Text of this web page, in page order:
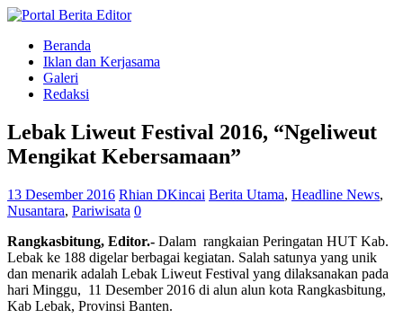
Beranda
Iklan dan Kerjasama
Galeri
Redaksi
Lebak Liweut Festival 2016, “Ngeliweut
Mengikat Kebersamaan”
13 Desember 2016 Rhian DKincai Berita Utama, Headline News,
Nusantara, Pariwisata 0
Rangkasbitung, Editor.- Dalam rangkaian Peringatan HUT Kab.
Lebak ke 188 digelar berbagai kegiatan. Salah satunya yang unik
dan menarik adalah Lebak Liweut Festival yang dilaksanakan pada
hari Minggu, 11 Desember 2016 di alun alun kota Rangkasbitung,
Kab Lebak, Provinsi Banten.